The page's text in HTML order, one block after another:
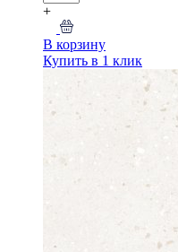
+
В корзину
Купить в 1 клик